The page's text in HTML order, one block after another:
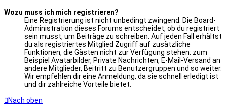
Wozu muss ich mich registrieren?
Eine Registrierung ist nicht unbedingt zwingend. Die Board-
Administration dieses Forums entscheidet, ob du registriert
sein musst, um Beiträge zu schreiben. Auf jeden Fall erhältst
du als registriertes Mitglied Zugriff auf zusätzliche
Funktionen, die Gästen nicht zur Verfügung stehen: zum
Beispiel Avatarbilder, Private Nachrichten, E-Mail-Versand an
andere Mitglieder, Beitritt zu Benutzergruppen und so weiter.
Wir empfehlen dir eine Anmeldung, da sie schnell erledigt ist
und dir zahlreiche Vorteile bietet.
Nach oben